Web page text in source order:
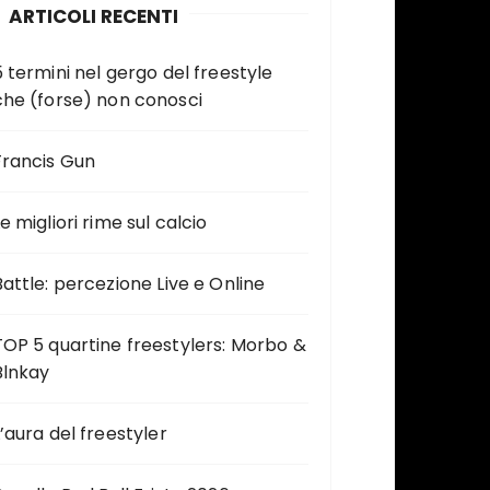
ARTICOLI RECENTI
termini nel gergo del freestyle
(forse) non conosci
Gun
migliori rime sul calcio
percezione Live e Online
5 quartine freestylers: Morbo &
del freestyler